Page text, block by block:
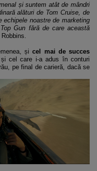
și suntem atât de mândri
alături de Tom Cruise, de
echipele noastre de marketing
Gun fără de care această
șicel mai de succes
cel care i-a adus în conturi
pe final de carieră, dacă se